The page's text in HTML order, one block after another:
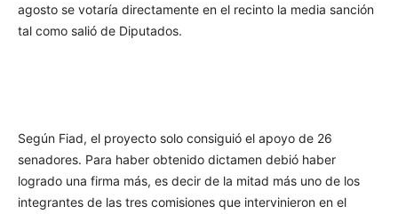
agosto se votaría directamente en el recinto la media sanción
tal como salió de Diputados.
Según Fiad, el proyecto solo consiguió el apoyo de 26
senadores. Para haber obtenido dictamen debió haber
logrado una firma más, es decir de la mitad más uno de los
integrantes de las tres comisiones que intervinieron en el